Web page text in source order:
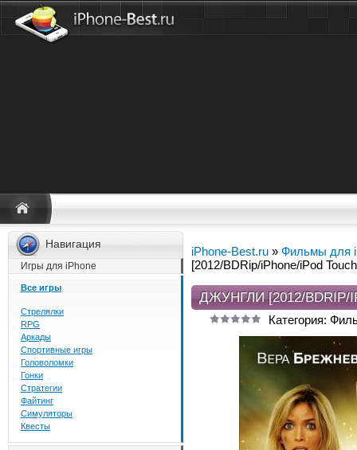
Навигация
Игры для iPhone
Все игры
Стрелялки
RPG
Аркады
Спортивные игры
Головоломки
Гонки
Стратегии
Файтинг
Симуляторы
Квесты
iPhone-Best.ru » Фильмы для
[2012/BDRip/iPhone/iPod
ДЖУНГЛИ [2012/BDRIP/
Категория: